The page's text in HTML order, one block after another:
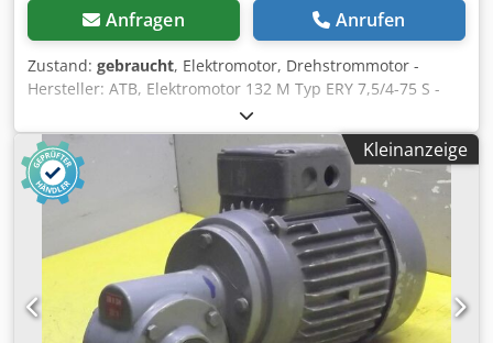
Anfragen Anrufen
Zustand: gebraucht, Elektromotor, Drehstrommotor -
Hersteller: ATB, Elektromotor 132 M Typ ERY 7,5/4-75 S -
Leistung: 6,8 kW Dcedpfjglmk Dox Amyjk -Drehzahl: 1455
U/min -Welle: Ø 38 x 80 mm -Bauform: B3 -Schutzart: IP54 -
Abmessungen: 480/320/H265 mm -Gewicht: 72 kgKleinanzeige